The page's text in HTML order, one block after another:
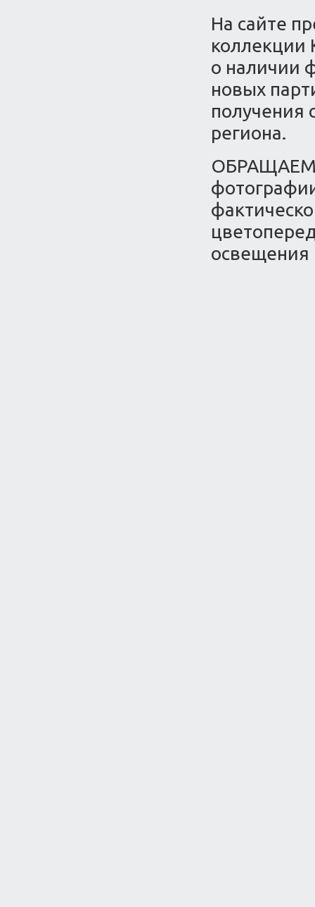
На сайте
о наличии
новых
получения
региона.
ОБРАЩАЕМ
освещения